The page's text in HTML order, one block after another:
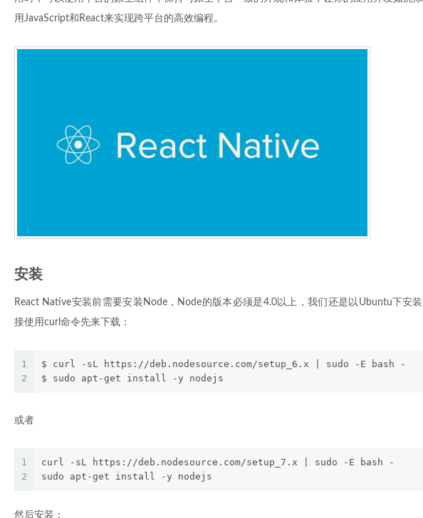
用JavaScript和React来实现跨平台的高效编程。
安装
React Native安装前需要安装Node，Node的版本必须是4.0以上，我们还是以Ubuntu下安
接使用curl命令先来下载：
1
2
$ curl -sL https://deb.nodesource.com/setup_6.x | sudo -E bash -
$ sudo apt-get install -y nodejs
或者
1
2
curl -sL https://deb.nodesource.com/setup_7.x | sudo -E bash -
sudo apt-get install -y nodejs
然后安装：